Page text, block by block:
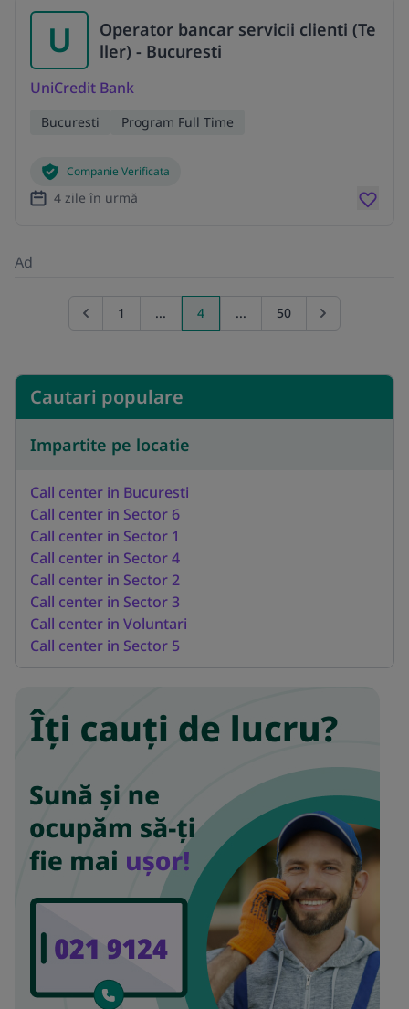
U
Operator bancar servicii clienti (Te
ller) - Bucuresti
UniCredit Bank
Bucuresti Program Full Time
Companie Verificata
4 zile în urmă
Ad
Go to previous page
1 ... 4 ... 50 Go to next
Cautari populare
Impartite pe locatie
Call center in Bucuresti
Call center in Sector 6
Call center in Sector 1
Call center in Sector 4
Call center in Sector 2
Call center in Sector 3
Call center in Voluntari
Call center in Sector 5